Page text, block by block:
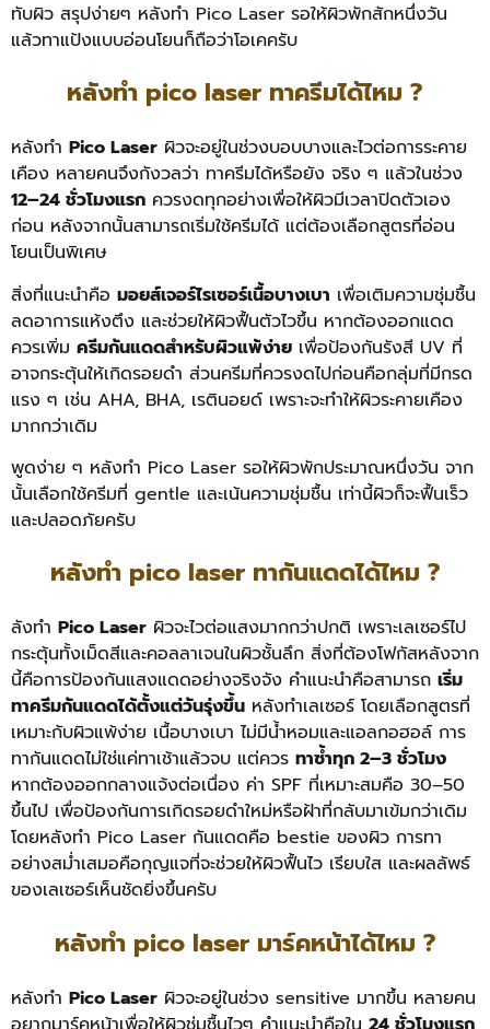
ทับผิว สรุปง่ายๆ หลังทำ Pico Laser รอให้ผิวพักสักหนึ่งวัน
แล้วทาแป้งแบบอ่อนโยนก็ถือว่าโอเคครับ
หลังทํา pico laser ทาครีมได้ไหม ?
หลังทำ Pico Laser ผิวจะอยู่ในช่วงบอบบางและไวต่อการระคาย
เคือง หลายคนจึงกังวลว่า ทาครีมได้หรือยัง จริง ๆ แล้วในช่วง
12–24 ชั่วโมงแรก ควรงดทุกอย่างเพื่อให้ผิวมีเวลาปิดตัวเอง
ก่อน หลังจากนั้นสามารถเริ่มใช้ครีมได้ แต่ต้องเลือกสูตรที่อ่อน
โยนเป็นพิเศษ
สิ่งที่แนะนำคือ มอยส์เจอร์ไรเซอร์เนื้อบางเบา เพื่อเติมความชุ่มชื้น
ลดอาการแห้งตึง และช่วยให้ผิวฟื้นตัวไวขึ้น หากต้องออกแดด
ควรเพิ่ม ครีมกันแดดสำหรับผิวแพ้ง่าย เพื่อป้องกันรังสี UV ที่
อาจกระตุ้นให้เกิดรอยดำ ส่วนครีมที่ควรงดไปก่อนคือกลุ่มที่มีกรด
แรง ๆ เช่น AHA, BHA, เรตินอยด์ เพราะจะทำให้ผิวระคายเคือง
มากกว่าเดิม
พูดง่าย ๆ หลังทำ Pico Laser รอให้ผิวพักประมาณหนึ่งวัน จาก
นั้นเลือกใช้ครีมที่ gentle และเน้นความชุ่มชื้น เท่านี้ผิวก็จะฟื้นเร็ว
และปลอดภัยครับ
หลังทํา pico laser ทากันแดดได้ไหม ?
ลังทำ Pico Laser ผิวจะไวต่อแสงมากกว่าปกติ เพราะเลเซอร์ไป
กระตุ้นทั้งเม็ดสีและคอลลาเจนในผิวชั้นลึก สิ่งที่ต้องโฟกัสหลังจาก
นี้คือการป้องกันแสงแดดอย่างจริงจัง คำแนะนำคือสามารถ เริ่ม
ทาครีมกันแดดได้ตั้งแต่วันรุ่งขึ้น หลังทำเลเซอร์ โดยเลือกสูตรที่
เหมาะกับผิวแพ้ง่าย เนื้อบางเบา ไม่มีน้ำหอมและแอลกอฮอล์ การ
ทากันแดดไม่ใช่แค่ทาเช้าแล้วจบ แต่ควร ทาซ้ำทุก 2–3 ชั่วโมง
หากต้องออกกลางแจ้งต่อเนื่อง ค่า SPF ที่เหมาะสมคือ 30–50
ขึ้นไป เพื่อป้องกันการเกิดรอยดำใหม่หรือฝ้าที่กลับมาเข้มกว่าเดิม
โดยหลังทำ Pico Laser กันแดดคือ bestie ของผิว การทา
อย่างสม่ำเสมอคือกุญแจที่จะช่วยให้ผิวฟื้นไว เรียบใส และผลลัพธ์
ของเลเซอร์เห็นชัดยิ่งขึ้นครับ
หลังทํา pico laser มาร์คหน้าได้ไหม ?
หลังทำ Pico Laser ผิวจะอยู่ในช่วง sensitive มากขึ้น หลายคน